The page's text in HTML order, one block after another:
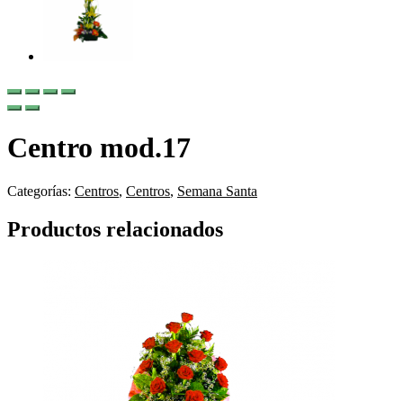
Centro mod.17
Categorías: Centros, Centros, Semana Santa
Productos relacionados